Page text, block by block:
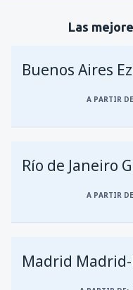
Las
A PARTIR
A PARTIR
A PARTIR DE:
Madrid